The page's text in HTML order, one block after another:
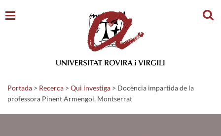
Portada > Recerca > Qui investiga > Docència impartida de la
professora Pinent Armengol, Montserrat